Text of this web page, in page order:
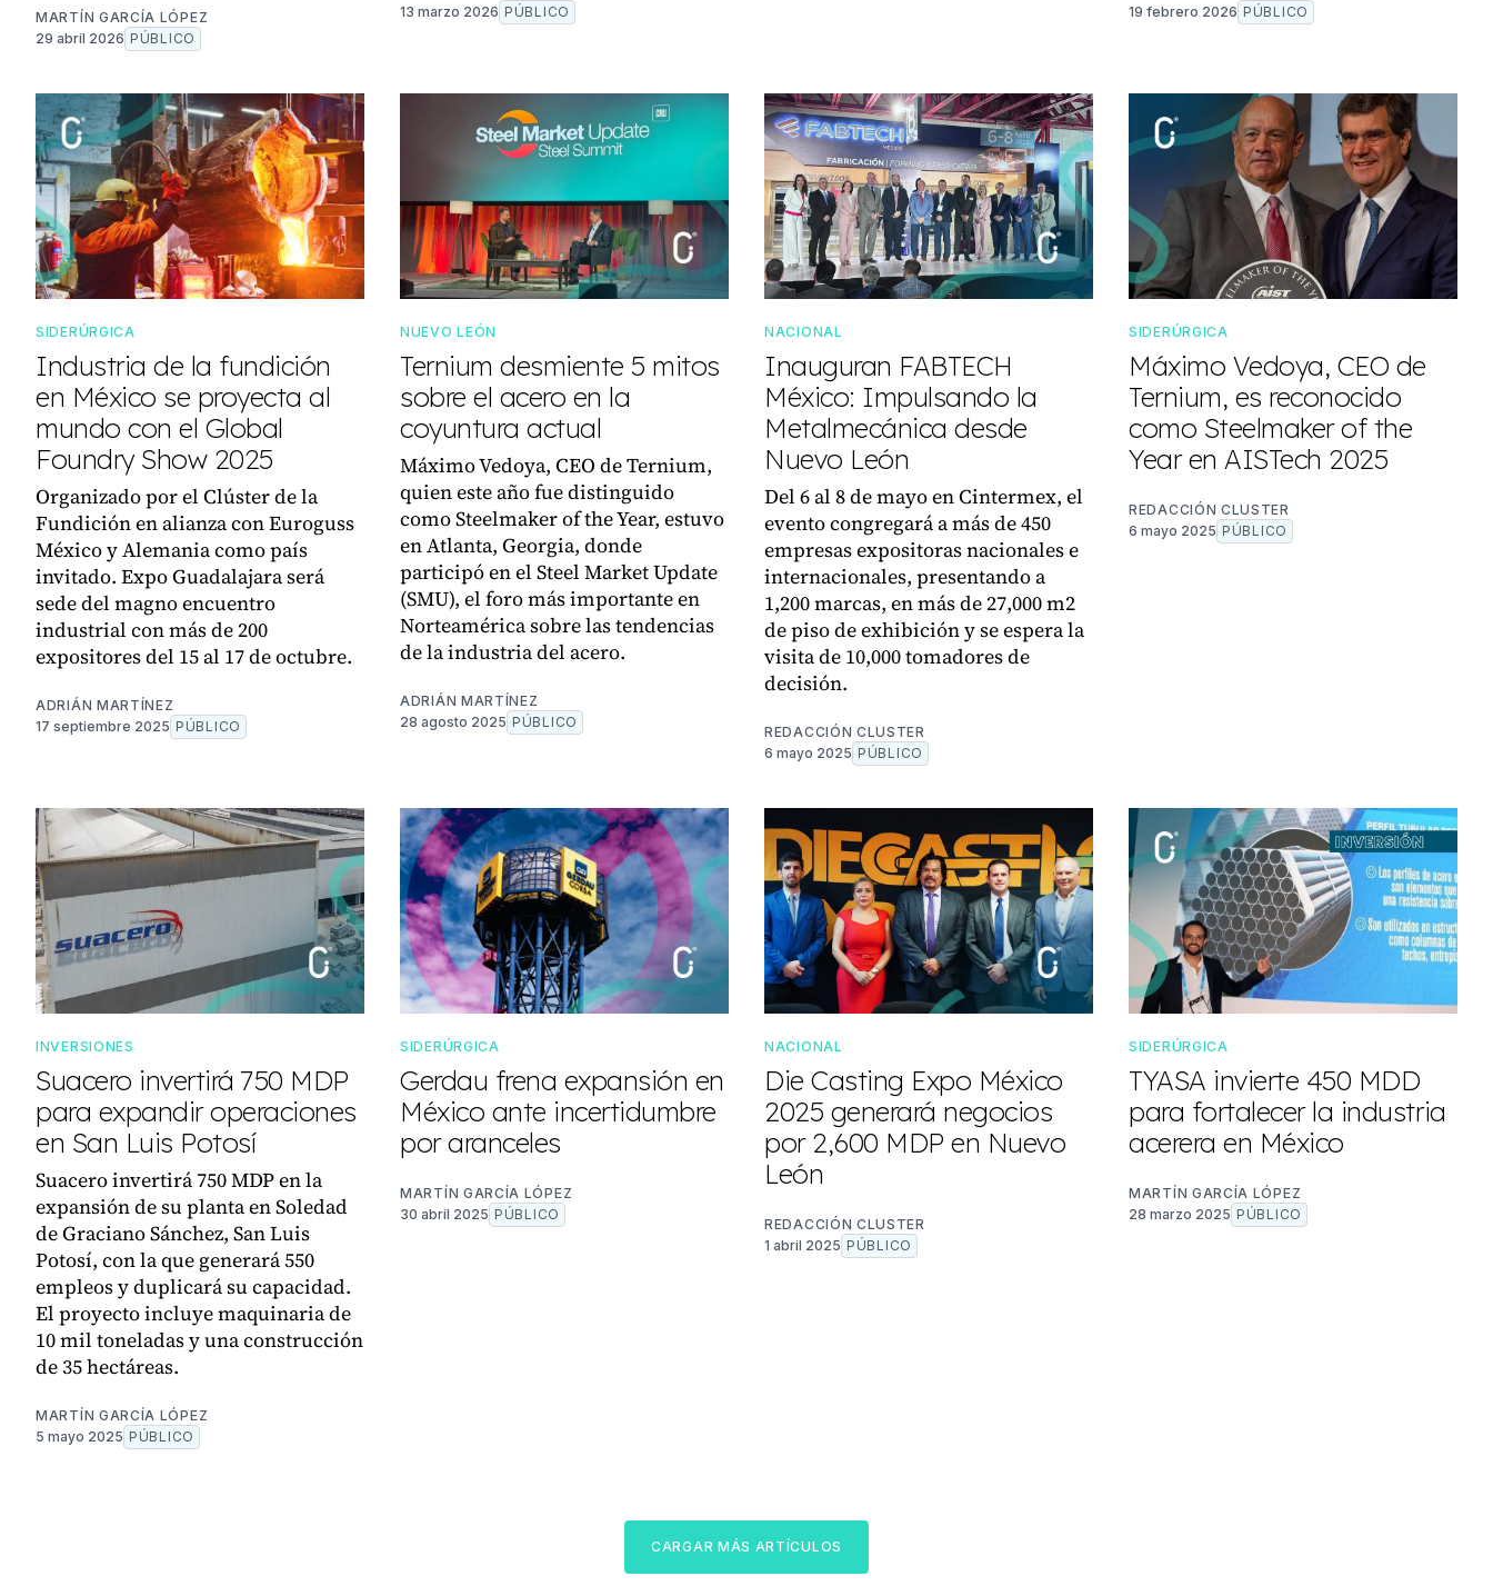
MARTÍN GARCÍA LÓPEZ
29 abril 2026 PÚBLICO
13 marzo 2026 PÚBLICO
19 febrero 2026 PÚBLICO
SIDERÚRGICA
Industria de la fundición
en México se proyecta al
mundo con el Global
Foundry Show 2025
Organizado por el Clúster de la
Fundición en alianza con Euroguss
México y Alemania como país
invitado. Expo Guadalajara será
sede del magno encuentro
industrial con más de 200
expositores del 15 al 17 de octubre.
ADRIÁN MARTÍNEZ
17 septiembre 2025 PÚBLICO
NUEVO LEÓN
Ternium desmiente 5 mitos
sobre el acero en la
coyuntura actual
Máximo Vedoya, CEO de Ternium,
quien este año fue distinguido
como Steelmaker of the Year, estuvo
en Atlanta, Georgia, donde
participó en el Steel Market Update
(SMU), el foro más importante en
Norteamérica sobre las tendencias
de la industria del acero.
ADRIÁN MARTÍNEZ
28 agosto 2025 PÚBLICO
NACIONAL
Inauguran FABTECH
México: Impulsando la
Metalmecánica desde
Nuevo León
Del 6 al 8 de mayo en Cintermex, el
evento congregará a más de 450
empresas expositoras nacionales e
internacionales, presentando a
1,200 marcas, en más de 27,000 m2
de piso de exhibición y se espera la
visita de 10,000 tomadores de
decisión.
REDACCIÓN CLUSTER
6 mayo 2025 PÚBLICO
SIDERÚRGICA
Máximo Vedoya, CEO de
Ternium, es reconocido
como Steelmaker of the
Year en AISTech 2025
REDACCIÓN CLUSTER
6 mayo 2025 PÚBLICO
INVERSIONES
Suacero invertirá 750 MDP
para expandir operaciones
en San Luis Potosí
Suacero invertirá 750 MDP en la
expansión de su planta en Soledad
de Graciano Sánchez, San Luis
Potosí, con la que generará 550
empleos y duplicará su capacidad.
El proyecto incluye maquinaria de
10 mil toneladas y una construcción
de 35 hectáreas.
MARTÍN GARCÍA LÓPEZ
5 mayo 2025 PÚBLICO
SIDERÚRGICA
Gerdau frena expansión en
México ante incertidumbre
por aranceles
MARTÍN GARCÍA LÓPEZ
30 abril 2025 PÚBLICO
NACIONAL
Die Casting Expo México
2025 generará negocios
por 2,600 MDP en Nuevo
León
REDACCIÓN CLUSTER
1 abril 2025 PÚBLICO
SIDERÚRGICA
TYASA invierte 450 MDD
para fortalecer la industria
acerera en México
MARTÍN GARCÍA LÓPEZ
28 marzo 2025 PÚBLICO
CARGAR MÁS ARTÍCULOS